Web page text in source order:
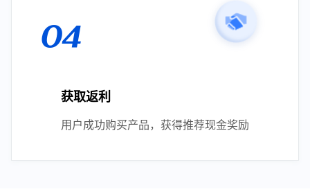
04
获取返利
用户成功购买产品，获得推荐现金奖励